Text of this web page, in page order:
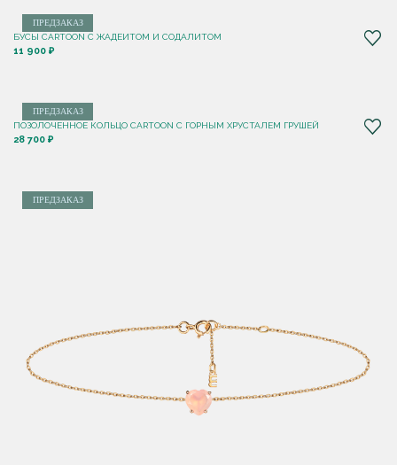
ПРЕДЗАКАЗ
БУСЫ CARTOON С ЖАДЕИТОМ И СОДАЛИТОМ
11 900 ₽
ПРЕДЗАКАЗ
ПОЗОЛОЧЕННОЕ КОЛЬЦО CARTOON C ГОРНЫМ ХРУСТАЛЕМ ГРУШЕЙ
28 700 ₽
ПРЕДЗАКАЗ